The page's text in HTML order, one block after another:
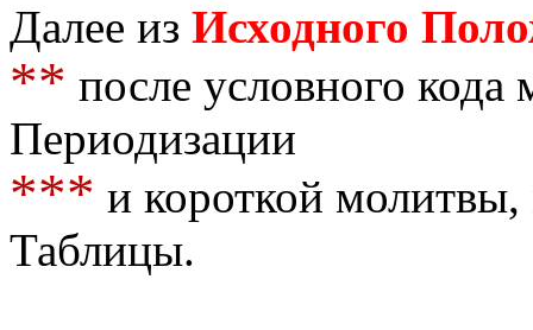
Далее из Исходного
** после условного кода
Периодизации
*** и короткой
Таблицы.